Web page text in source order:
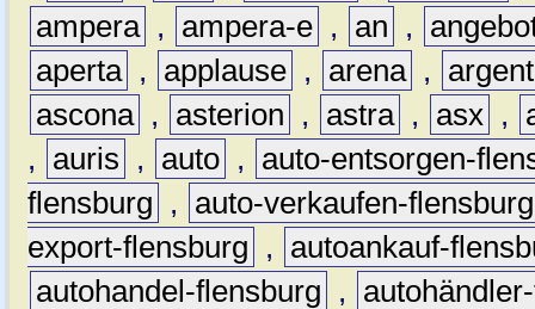
ampera , ampera-e , an ,
aperta , applause , arena ,
ascona , asterion , astra , asx ,
,
auris , auto ,
auto-entsorgen-
flensburg
,
auto-verkaufen-flensburg
export-flensburg
,
autoankauf-
autohandel-flensburg
,